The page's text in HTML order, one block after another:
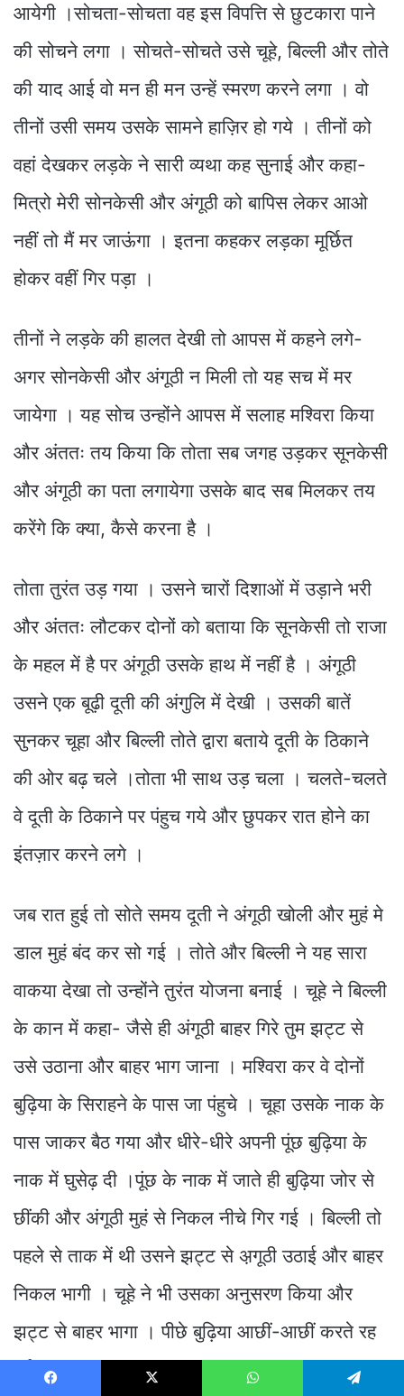
आयेगी ।सोचता-सोचता वह इस विपत्ति से छुटकारा पाने
की सोचने लगा । सोचते-सोचते उसे चूहे, बिल्ली और तोते
की याद आई वो मन ही मन उन्हें स्मरण करने लगा । वो
तीनों उसी समय उसके सामने हाज़िर हो गये । तीनों को
वहां देखकर लड़के ने सारी व्यथा कह सुनाई और कहा-
मित्रो मेरी सोनकेसी और अंगूठी को बापिस लेकर आओ
नहीं तो मैं मर जाऊंगा । इतना कहकर लड़का मूर्छित
होकर वहीं गिर पड़ा ।
तीनों ने लड़के की हालत देखी तो आपस में कहने लगे-
अगर सोनकेसी और अंगूठी न मिली तो यह सच में मर
जायेगा । यह सोच उन्होंने आपस में सलाह मश्विरा किया
और अंततः तय किया कि तोता सब जगह उड़कर सूनकेसी
और अंगूठी का पता लगायेगा उसके बाद सब मिलकर तय
करेंगे कि क्या, कैसे करना है ।
तोता तुरंत उड़ गया । उसने चारों दिशाओं में उड़ाने भरी
और अंततः लौटकर दोनों को बताया कि सूनकेसी तो राजा
के महल में है पर अंगूठी उसके हाथ में नहीं है । अंगूठी
उसने एक बूढ़ी दूती की अंगुलि में देखी । उसकी बातें
सुनकर चूहा और बिल्ली तोते द्वारा बताये दूती के ठिकाने
की ओर बढ़ चले ।तोता भी साथ उड़ चला । चलते-चलते
वे दूती के ठिकाने पर पंहुच गये और छुपकर रात होने का
इंतज़ार करने लगे ।
जब रात हुई तो सोते समय दूती ने अंगूठी खोली और मुहं मे
डाल मुहं बंद कर सो गई । तोते और बिल्ली ने यह सारा
वाकया देखा तो उन्होंने तुरंत योजना बनाई । चूहे ने बिल्ली
के कान में कहा- जैसे ही अंगूठी बाहर गिरे तुम झट्ट से
उसे उठाना और बाहर भाग जाना । मश्विरा कर वे दोनों
बुढ़िया के सिराहने के पास जा पंहुचे । चूहा उसके नाक के
पास जाकर बैठ गया और धीरे-धीरे अपनी पूंछ बुढ़िया के
नाक में घुसेढ़ दी ।पूंछ के नाक में जाते ही बुढ़िया जोर से
छींकी और अंगूठी मुहं से निकल नीचे गिर गई । बिल्ली तो
पहले से ताक में थी उसने झट्ट से अ़गूठी उठाई और बाहर
निकल भागी । चूहे ने भी उसका अनुसरण किया और
झट्ट से बाहर भागा । पीछे बुढ़िया आछीं-आछीं करते रह
गई ।